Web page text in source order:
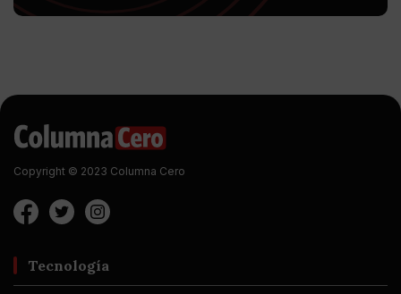
Copyright © 2023 Columna Cero
Tecnología